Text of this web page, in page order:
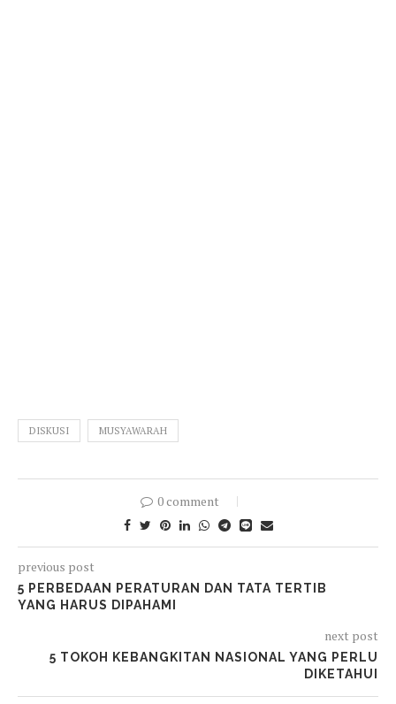
DISKUSI MUSYAWARAH
0 comment
previous post
5 PERBEDAAN PERATURAN DAN TATA TERTIB
YANG HARUS DIPAHAMI
next post
5 TOKOH KEBANGKITAN NASIONAL YANG PERLU
DIKETAHUI